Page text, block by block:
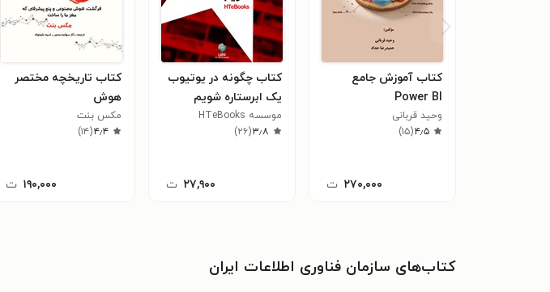
کتاب آموزش جامع
Power BI
وحید قربانی
۴٫۵(۱۵)
۲۷۰,۰۰۰ ت
کتاب چگونه در یوتیوب
یک ابرستاره شویم
موسسه HTeBooks
۳٫۸(۲۶)
۲۷,۹۰۰ ت
کتاب تاریخچه مختصر
هوش
مکس بنت
۴٫۴(۱۴)
۱۹۰,۰۰۰ ت
کتاب‌های سازمان فناوری اطلاعات ایران